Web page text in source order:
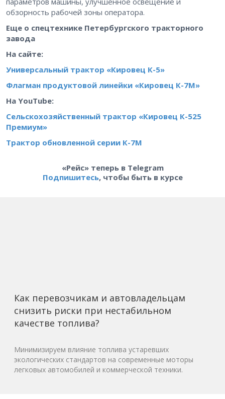
обзорность рабочей зоны оператора.
Еще о спецтехнике Петербургского тракторного
завода
На сайте:
Универсальный трактор «Кировец К-5»
Флагман продуктовой линейки «Кировец К-7М»
На YouTube:
Сельскохозяйственный трактор «Кировец К-525
Премиум»
Трактор обновленной серии К-7М
«Рейс» теперь в Telegram
Подпишитесь, чтобы быть в курсе
Как перевозчикам и автовладельцам
снизить риски при нестабильном
качестве топлива?
Минимизируем влияние топлива устаревших
экологических стандартов на современные моторы
легковых автомобилей и коммерческой техники.